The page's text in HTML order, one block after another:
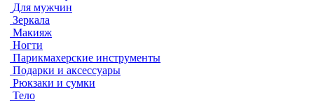
Для мужчин
Зеркала
Макияж
Ногти
Парикмахерские инструменты
Подарки и аксессуары
Рюкзаки и сумки
Тело